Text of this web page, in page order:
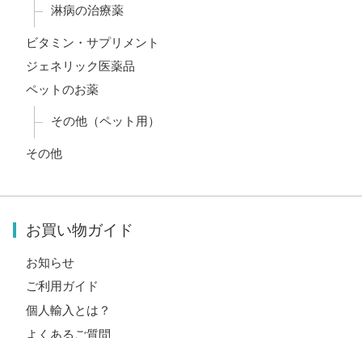
淋病の治療薬
ビタミン・サプリメント
ジェネリック医薬品
ペットのお薬
その他（ペット用）
その他
お買い物ガイド
お知らせ
ご利用ガイド
個人輸入とは？
よくあるご質問